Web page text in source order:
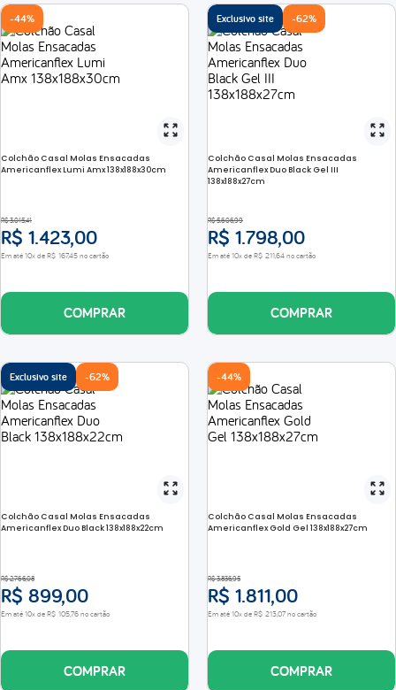
-44%
Colchão Casal Molas Ensacadas
Americanflex Lumi Amx 138x188x30cm
R$ 3.015,41
R$ 1.423,00
Em até10x deR$ 167,45no cartão
COMPRAR
Exclusivo site -62%
Colchão Casal Molas Ensacadas
Americanflex Duo Black Gel III
138x188x27cm
R$ 5.606,99
R$ 1.798,00
Em até10x deR$ 21164no cartão
COMPRAR
Exclusivo site -62%
Colchão Casal Molas Ensacadas
Americanflex Duo Black 138x188x22cm
R$ 2.766,08
R$ 899,00
Em até10x deR$ 10576no cartão
COMPRAR
-44%
Colchão Casal Molas Ensacadas
Americanflex Gold Gel 138x188x27cm
R$ 3.836,95
R$ 1.811,00
Em até10x deR$ 21307no cartão
COMPRAR
abrace